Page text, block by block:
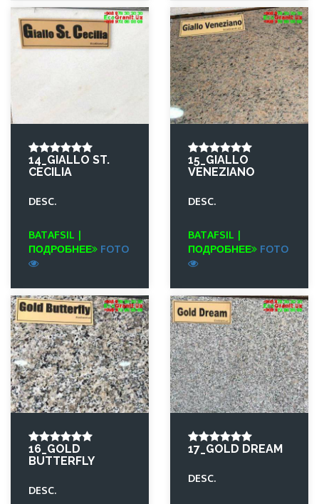
14_GIALLO ST.
CECILIA
DESC.
BATAFSIL |
ПОДРОБНЕЕ
FOTO
15_GIALLO
VENEZIANO
DESC.
BATAFSIL |
ПОДРОБНЕЕ
FOTO
16_GOLD
BUTTERFLY
DESC.
17_GOLD DREAM
DESC.